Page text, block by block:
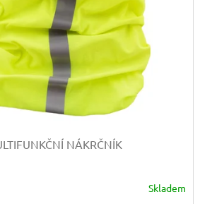
NÁKRČNÍK
Skladem